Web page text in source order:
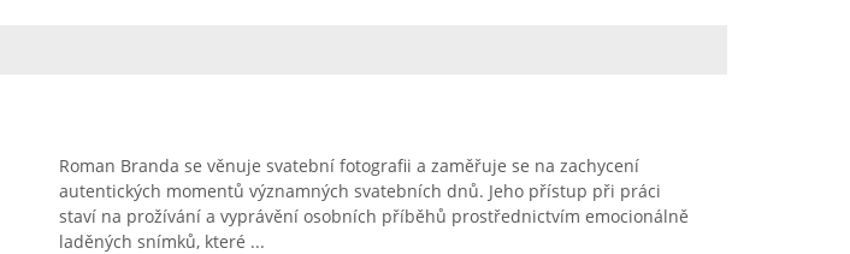
Roman Branda se věnuje svatební fotografii a zaměřuje se na zachycení
autentických momentů významných svatebních dnů. Jeho přístup při práci
staví na prožívání a vyprávění osobních příběhů prostřednictvím emocionálně
laděných snímků, které ...